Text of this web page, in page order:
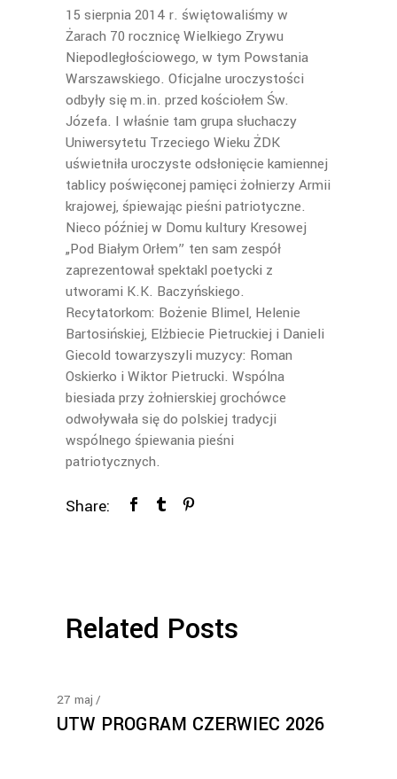
15 sierpnia 2014 r. świętowaliśmy w
Żarach 70 rocznicę Wielkiego Zrywu
Niepodległościowego, w tym Powstania
Warszawskiego. Oficjalne uroczystości
odbyły się m.in. przed kościołem Św.
Józefa. I właśnie tam grupa słuchaczy
Uniwersytetu Trzeciego Wieku ŻDK
uświetniła uroczyste odsłonięcie kamiennej
tablicy poświęconej pamięci żołnierzy Armii
krajowej, śpiewając pieśni patriotyczne.
Nieco później w Domu kultury Kresowej
„Pod Białym Orłem” ten sam zespół
zaprezentował spektakl poetycki z
utworami K.K. Baczyńskiego.
Recytatorkom: Bożenie Blimel, Helenie
Bartosińskiej, Elżbiecie Pietruckiej i Danieli
Giecold towarzyszyli muzycy: Roman
Oskierko i Wiktor Pietrucki. Wspólna
biesiada przy żołnierskiej grochówce
odwoływała się do polskiej tradycji
wspólnego śpiewania pieśni
patriotycznych.
Share:
Related Posts
27 maj
UTW PROGRAM CZERWIEC 2026